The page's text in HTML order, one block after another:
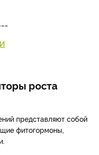
роста
представляют собой
фитогормоны,